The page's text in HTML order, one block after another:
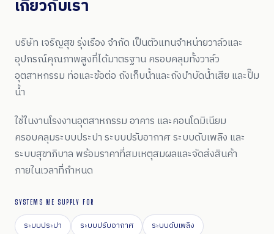
เกี่ยวกับเรา
บริษัท เจริญสุข รุ่งเรือง จำกัด เป็นตัวแทนจำหน่ายวาล์วและ
อุปกรณ์คุณภาพสูงที่ได้มาตรฐาน ครอบคลุมทั้งวาล์ว
อุตสาหกรรม ท่อและข้อต่อ ถังเก็บน้ำและถังบำบัดน้ำเสีย และปั๊ม
น้ำ
ใช้ในงานโรงงานอุตสาหกรรม อาคาร และคอนโดมิเนียม
ครอบคลุมระบบประปา ระบบปรับอากาศ ระบบดับเพลิง และ
ระบบสุขาภิบาล พร้อมราคาที่สมเหตุสมผลและจัดส่งสินค้า
ภายในเวลาที่กำหนด
SYSTEMS WE SUPPLY FOR
ระบบประปา ระบบปรับอากาศ
ระบบดับเพลิง